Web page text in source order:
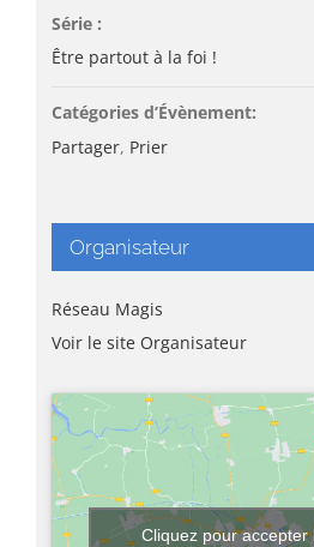
Série :
Être partout à la foi !
Catégories d’Évènement:
Partager, Prier
Organisateur
Réseau Magis
Voir le site Organisateur
Cliquez pour accepter